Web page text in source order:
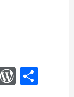
WordPress